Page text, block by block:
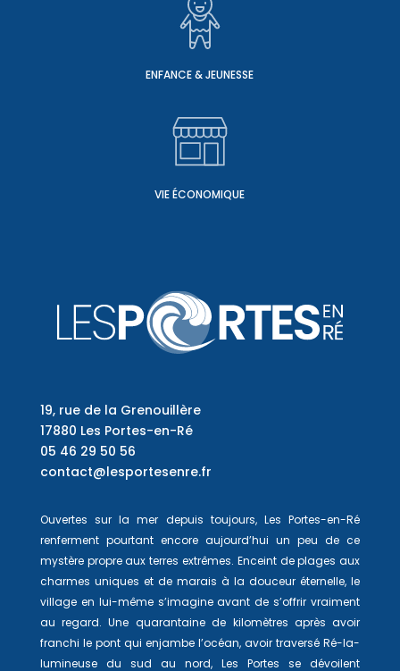
ENFANCE & JEUNESSE
VIE ÉCONOMIQUE
19, rue de la Grenouillère
17880 Les Portes-en-Ré
05 46 29 50 56
contact@lesportesenre.fr
Ouvertes sur la mer depuis toujours, Les Portes-en-Ré
renferment pourtant encore aujourd’hui un peu de ce
mystère propre aux terres extrêmes. Enceint de plages aux
charmes uniques et de marais à la douceur éternelle, le
village en lui-même s’imagine avant de s’offrir vraiment
au regard. Une quarantaine de kilomètres après avoir
franchi le pont qui enjambe l’océan, avoir traversé Ré-la-
lumineuse du sud au nord, Les Portes se dévoilent